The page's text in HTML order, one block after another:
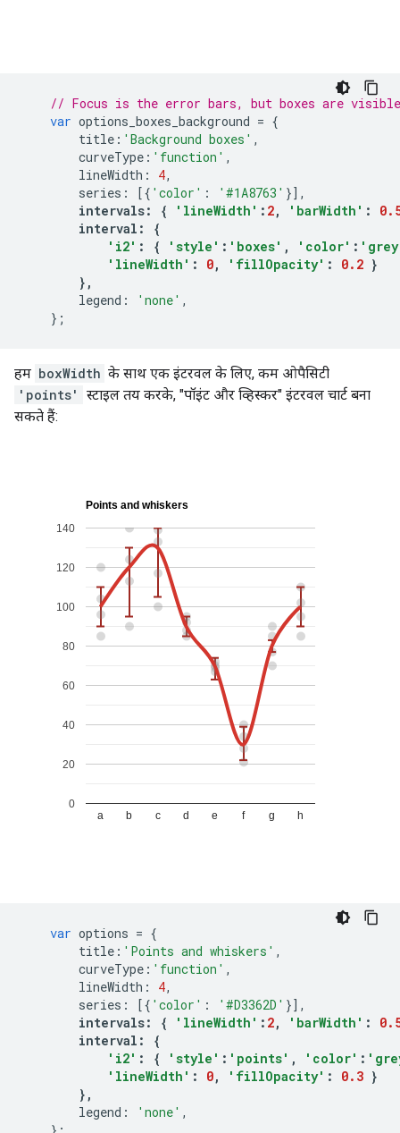
// Focus is the error bars, but boxes are
var options_boxes_background = {
title : 'Background boxes' ,
curveType : 'function' ,
lineWidth : 4,
series : [{ 'color' : '#1A8763' }],
intervals: { 'lineWidth' : 2, 'barWidth' :
interval :
{
'i2' : { 'style' : 'boxes' , 'color' :
'lineWidth' : 0, 'fillOpacity' : 0.2 }
},
legend : 'none' ,
};
हम boxWidth के साथ एक इंटरवल के लिए, कम ओपैसिटी
'points'
स्टाइल तय करके, "पॉइंट और व्हिस्कर" इंटरवल चार्ट बना
सकते हैं:
var options = {
title : 'Points and whiskers' ,
curveType : 'function' ,
lineWidth : 4,
series : [{ 'color' : '#D3362D' }],
intervals: { 'lineWidth' : 2, 'barWidth' :
interval :
{
'i2' : { 'style' : 'points' , 'color' :
'lineWidth' : 0, 'fillOpacity' : 0.3 }
},
legend : 'none' ,